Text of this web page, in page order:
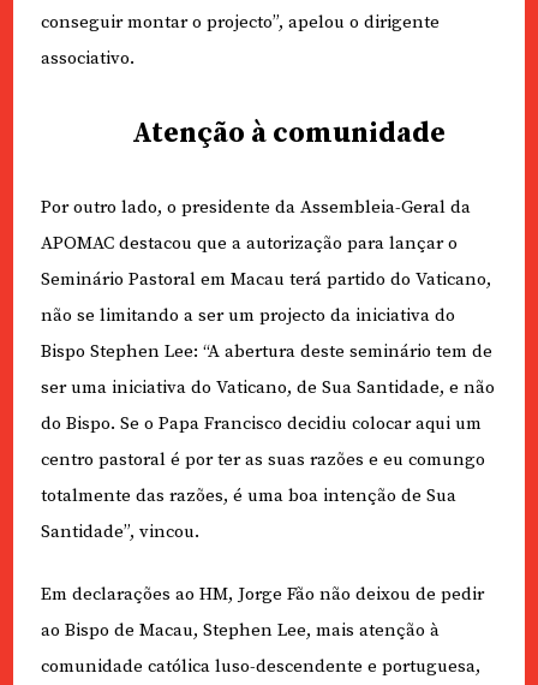
conseguir montar o projecto”, apelou o dirigente
associativo.
Atenção à comunidade
Por outro lado, o presidente da Assembleia-Geral da
APOMAC destacou que a autorização para lançar o
Seminário Pastoral em Macau terá partido do Vaticano,
não se limitando a ser um projecto da iniciativa do
Bispo Stephen Lee: “A abertura deste seminário tem de
ser uma iniciativa do Vaticano, de Sua Santidade, e não
do Bispo. Se o Papa Francisco decidiu colocar aqui um
centro pastoral é por ter as suas razões e eu comungo
totalmente das razões, é uma boa intenção de Sua
Santidade”, vincou.
Em declarações ao HM, Jorge Fão não deixou de pedir
ao Bispo de Macau, Stephen Lee, mais atenção à
comunidade católica luso-descendente e portuguesa,